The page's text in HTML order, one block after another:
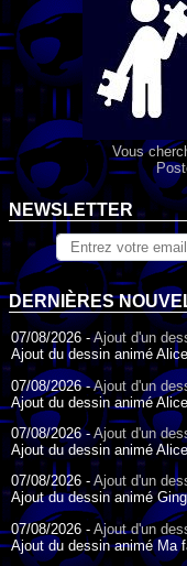
Vous
NEWSLETTER
DERNIÈRES
07/08/2026 -Ajout d'un
Ajout du dessin animé
07/08/2026 -Ajout d'un
Ajout du dessin animé
07/08/2026 -Ajout d'un
Ajout du dessin animé
07/08/2026 - Ajout d'un
Ajout du dessin animé
07/08/2026 - Ajout d'un
Ajout du dessin animé Ma